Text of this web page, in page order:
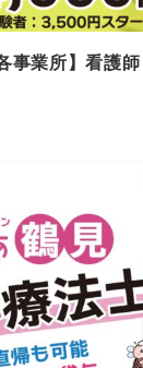
事業所】看護